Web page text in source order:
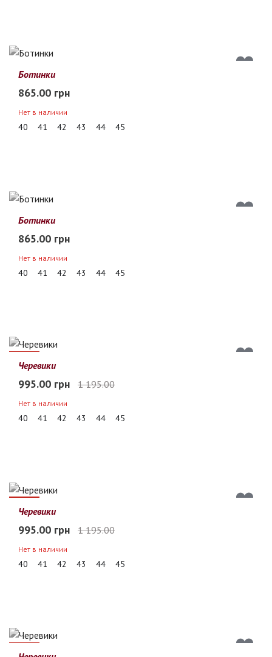
Ботинки
865.00 грн
Нет в наличии
40 41 42 43 44 45
Ботинки
865.00 грн
Нет в наличии
40 41 42 43 44 45
17%
Черевики
995.00 грн 1 195.00
Нет в наличии
40 41 42 43 44 45
17%
Черевики
995.00 грн 1 195.00
Нет в наличии
40 41 42 43 44 45